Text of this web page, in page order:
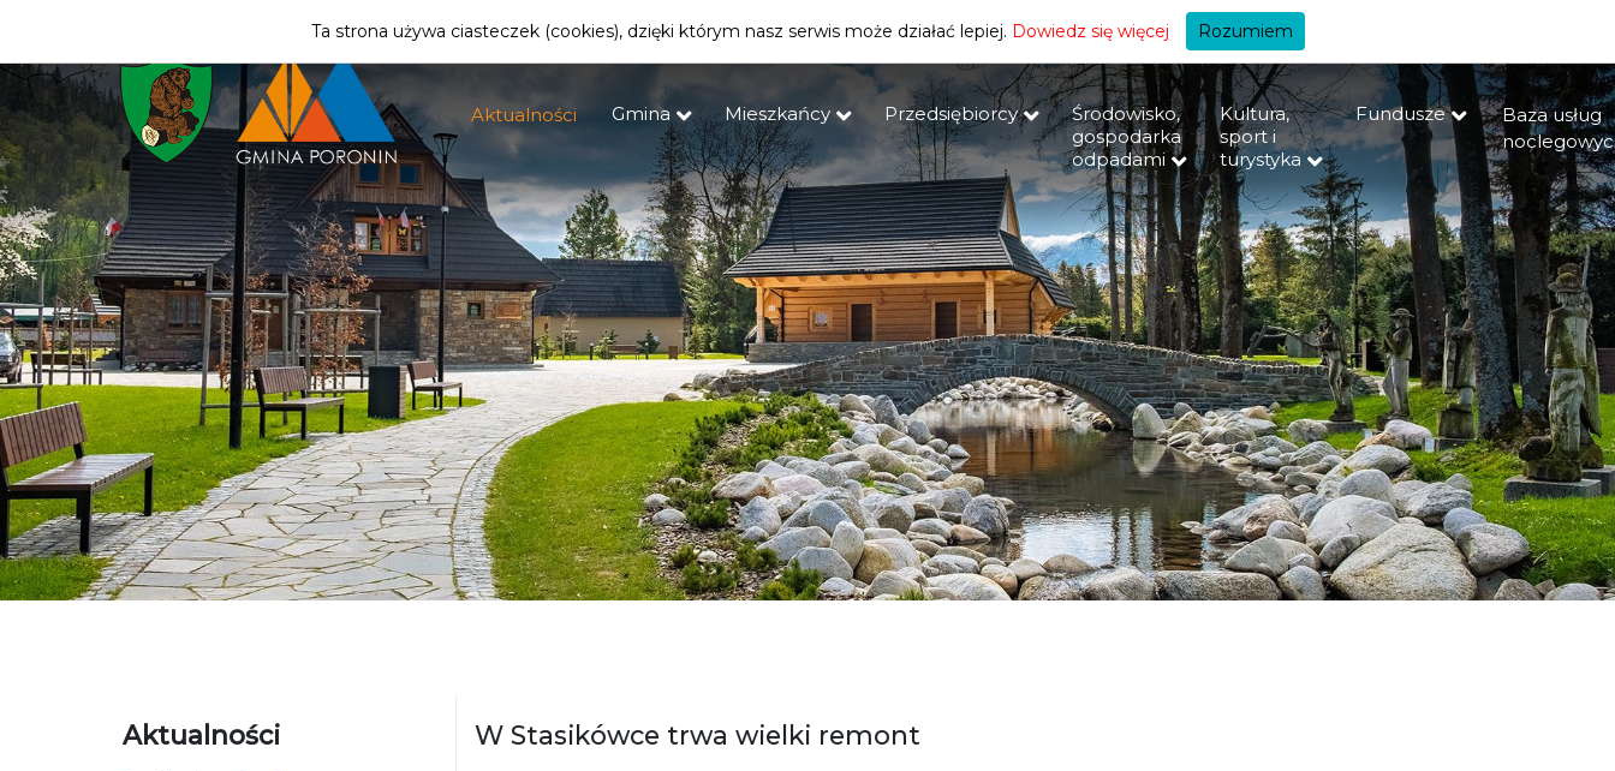
| MIESZKANIEC +A
Aktualności Gmina Mieszkańcy Przedsiębiorcy
Środowisko,
gospodarka
odpadami
Kultura,
sport i
turystyka
Fundusze
Baza usług
Aktualności W Stasikówce trwa wielki remont
Ta strona używa ciasteczek (cookies), dzięki którym nasz serwis może działać lepiej. Dowiedz się więcej Rozumiem